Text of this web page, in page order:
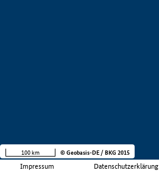
Impressum Datenschutzerklärung
100 km © Geobasis-DE / BKG 2015